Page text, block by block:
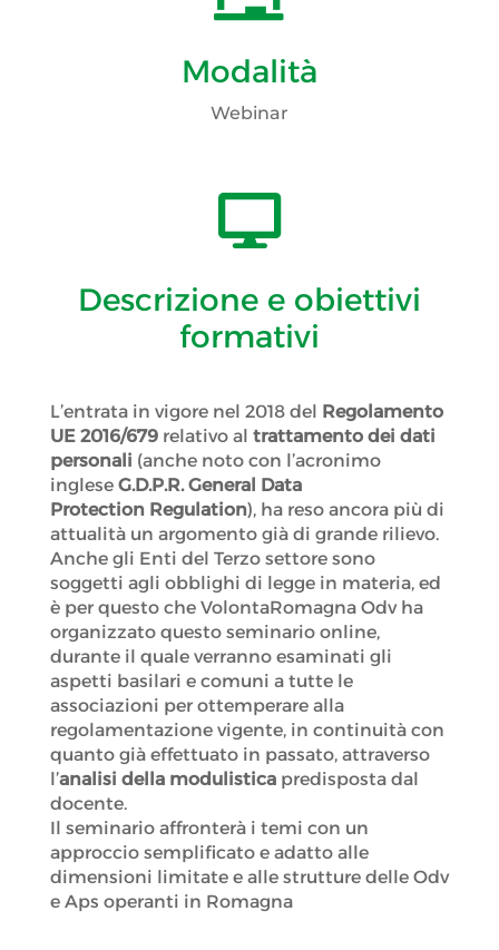
Modalità
Webinar

Descrizione e obiettivi
formativi
L’entrata in vigore nel 2018 del Regolamento
UE 2016/679relativo al trattamento dei dati
personali (anche noto con l’acronimo
inglese G.D.P.R. General Data
Protection Regulation), ha reso ancora più di
attualità un argomento già di grande rilievo.
Anche gli Enti del Terzo settore sono
soggetti agli obblighi di legge in materia, ed
è per questo che VolontaRomagna Odv ha
organizzato questo seminario online,
durante il quale verranno esaminati gli
aspetti basilari e comuni a tutte le
associazioni per ottemperare alla
regolamentazione vigente, in continuità con
quanto già effettuato in passato, attraverso
l’analisi della modulisticapredisposta dal
docente.
Il seminario affronterà i temi con un
approccio semplificato e adatto alle
dimensioni limitate e alle strutture delle Odv
e Aps operanti in Romagna